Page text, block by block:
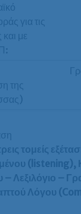
τομείς
Λεξιλόγιο –
Λόγου